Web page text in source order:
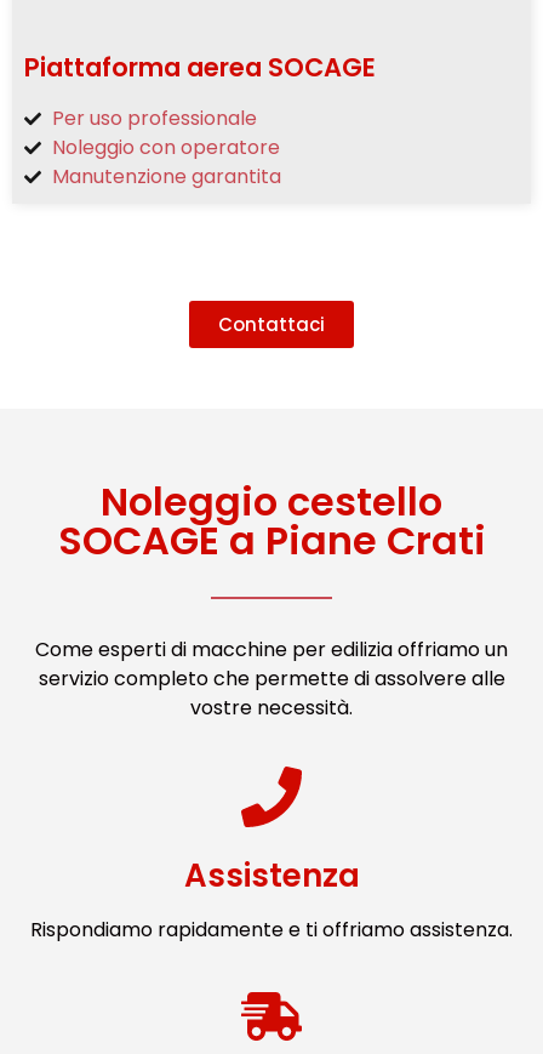
Piattaforma aerea SOCAGE
Per uso professionale
Noleggio con operatore
Manutenzione garantita
Contattaci
Noleggio cestello
SOCAGE a Piane Crati
Come esperti di macchine per edilizia offriamo un
servizio completo che permette di assolvere alle
vostre necessità.
Assistenza
Rispondiamo rapidamente e ti offriamo assistenza.